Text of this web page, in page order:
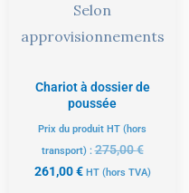
Selon
approvisionnements
Chariot à dossier de
poussée
Prix du produit HT (hors
transport) :275,00€
261,00€ HT (hors TVA)